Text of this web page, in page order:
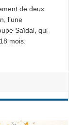
de deux
l’une
Saïdal, qui
mois.